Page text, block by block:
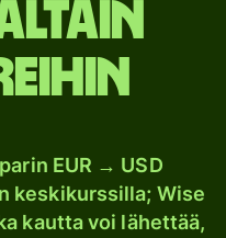
EUR → USD
keskikurssilla; Wise
kautta voi lähettää,